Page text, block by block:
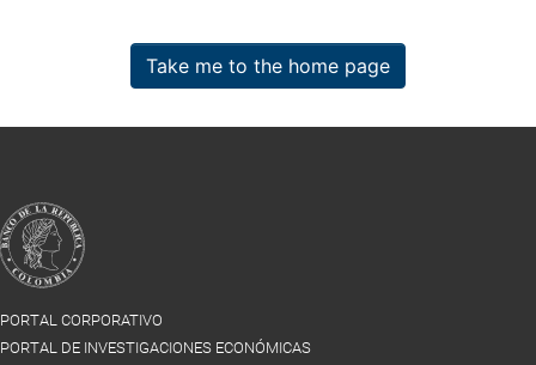
Take me to the home page
PORTAL CORPORATIVO
PORTAL DE INVESTIGACIONES ECONÓMICAS